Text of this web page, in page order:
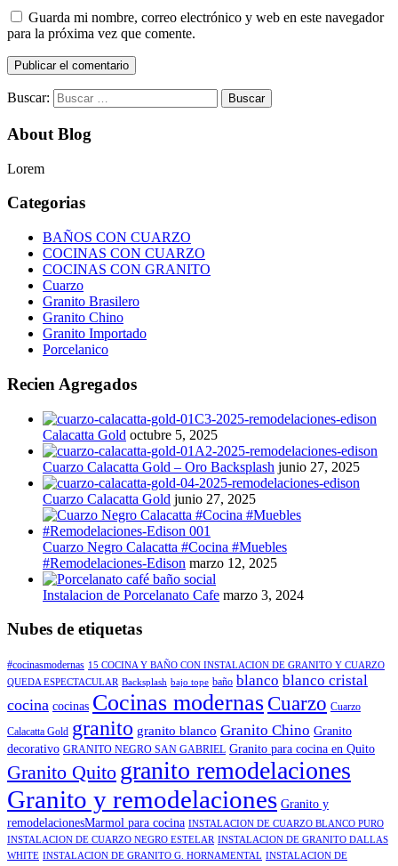
Guarda mi nombre, correo electrónico y web en este navegador
para la próxima vez que comente.
Buscar:
About Blog
Lorem
Categorias
BAÑOS CON CUARZO
COCINAS CON CUARZO
COCINAS CON GRANITO
Cuarzo
Granito Brasilero
Granito Chino
Granito Importado
Porcelanico
Recien Agregados
Calacatta Gold octubre 5, 2025
Cuarzo Calacatta Gold – Oro Backsplash junio 27, 2025
Cuarzo Calacatta Gold junio 27, 2025
Cuarzo Negro Calacatta #Cocina #Muebles
#Remodelaciones-Edison marzo 12, 2025
Instalacion de Porcelanato Cafe marzo 3, 2024
Nubes de etiquetas
#cocinasmodernas 15 COCINA Y BAÑO CON INSTALACION DE GRANITO Y CUARZO
QUEDA ESPECTACULAR Backsplash bajo tope baño blanco blanco cristal
cocina cocinas Cocinas modernas Cuarzo Cuarzo
Calacatta Gold granito granito blanco Granito Chino Granito
decorativo GRANITO NEGRO SAN GABRIEL Granito para cocina en Quito
Granito Quito granito remodelaciones
Granito y remodelaciones Granito y
remodelacionesMarmol para cocina INSTALACION DE CUARZO BLANCO PURO
INSTALACION DE CUARZO NEGRO ESTELAR INSTALACION DE GRANITO DALLAS
WHITE INSTALACION DE GRANITO G. HORNAMENTAL INSTALACION DE